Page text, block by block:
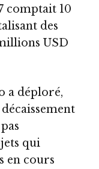
comptait 10
des
USD
a déploré,
qui
en cours